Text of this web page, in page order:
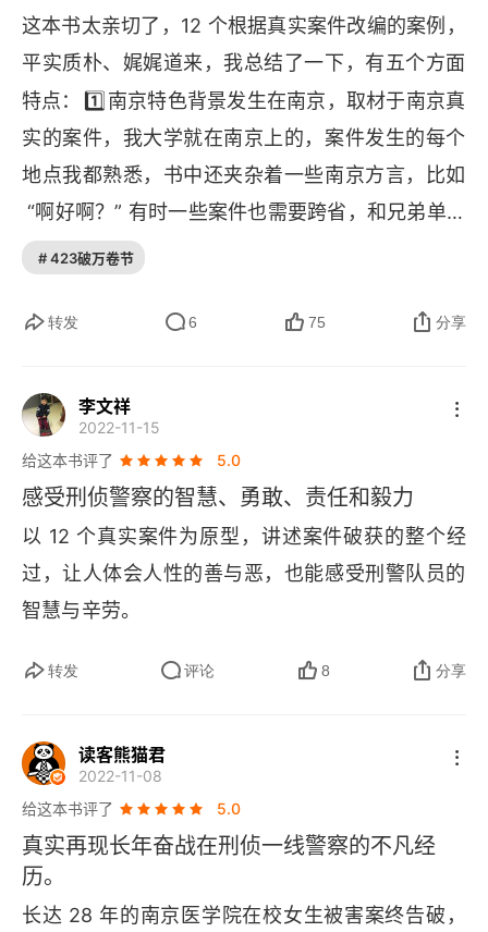
这本书太亲切了，12 个根据真实案件改编的案例，
平实质朴、娓娓道来，我总结了一下，有五个方面
特点：
1️⃣南京特色背景发生在南京，取材于南京真
实的案件，我大学就在南京上的，案件发生的每个
地点我都熟悉，书中还夹杂着一些南京方言，比如
“啊好啊？” 有时一些案件也需要跨省，和兄弟单位
共同侦破。2️⃣
件，细节做一些模糊处理。还看过法医、侦探等写
有专业经验的人写的一手内容，清晰、真实、不造
作。
3️⃣体现科技迭代书中很多案件发生在 90 年
代，那时候还没有很先进的科技，比如手机是诺基
亚，或使用公共电话亭，并且缺乏摄像头 / 监控、
身份证都难查出真假、初期处处依靠人工排查。让
我想到了美剧《犯罪心理》，从第一季到第十几季
处处体现刑侦方面的科技进步。
程故事并不跌宕起伏，更多是娓娓道来，过程非常
实破案过程，贵在真实，没有那么多刻意的设计和
反转，而是一步步踏踏实实的侦破。
实、不浮夸情感真挚、朴实无华，体现刑警的机
智、勇敢、契而不舍，也没有神话刑警，比如有几
次因为粗心大意排查时候错过关键信息、差点儿酿
# 423破万卷节
转发 6 75 分享
李文祥
2022-11-15
给这本书评了
5.0
感受刑侦警察的智慧、勇敢、责任和毅力
以 12 个真实案件为原型，讲述案件破获的整个经
过，让人体会人性的善与恶，也能感受刑警队员的
智慧与辛劳。
转发 评论 8 分享
读客熊猫君
2022-11-08
给这本书评了
5.0
真实再现长年奋战在刑侦一线警察的不凡经
历。
长达 28 年的南京医学院在校女生被害案终告破，